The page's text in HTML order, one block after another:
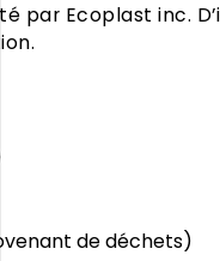
par Ecoplast inc.
de déchets)